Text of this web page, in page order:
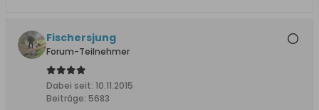
Fischersjung
Forum-Teilnehmer
Dabei seit: 10.11.2015
Beiträge: 5683